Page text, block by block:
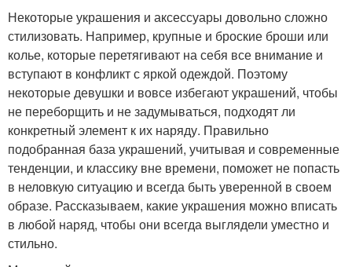
Некоторые украшения и аксессуары довольно сложно
стилизовать. Например, крупные и броские броши или
колье, которые перетягивают на себя все внимание и
вступают в конфликт с яркой одеждой. Поэтому
некоторые девушки и вовсе избегают украшений, чтобы
не переборщить и не задумываться, подходят ли
конкретный элемент к их наряду. Правильно
подобранная база украшений, учитывая и современные
тенденции, и классику вне времени, поможет не попасть
в неловкую ситуацию и всегда быть уверенной в своем
образе. Рассказываем, какие украшения можно вписать
в любой наряд, чтобы они всегда выглядели уместно и
стильно.